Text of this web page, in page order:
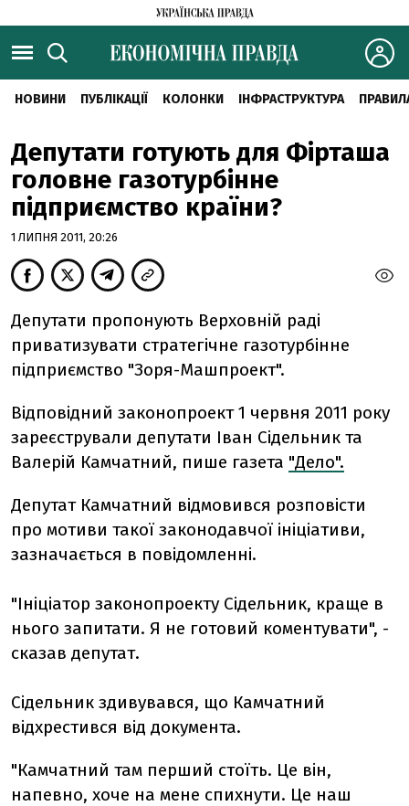
НОВИНИ ПУБЛІКАЦІЇ КОЛОНКИ ІНФРАСТРУКТУРА
Депутати готують для Фірташа
головне газотурбінне
підприємство країни?
1 ЛИПНЯ 2011, 20:26
Депутати пропонують Верховній раді
приватизувати стратегічне газотурбінне
підприємство "Зоря-Машпроект".
Відповідний законопроект 1 червня 2011 року
зареєстрували депутати Іван Сідельник та
Валерій Камчатний, пише газета "Дело".
Депутат Камчатний відмовився розповісти
про мотиви такої законодавчої ініціативи,
зазначається в повідомленні.
"Ініціатор законопроекту Сідельник, краще в
нього запитати. Я не готовий коментувати", -
сказав депутат.
Сідельник здивувався, що Камчатний
відхрестився від документа.
"Камчатний там перший стоїть. Це він,
напевно, хоче на мене спихнути. Це наш